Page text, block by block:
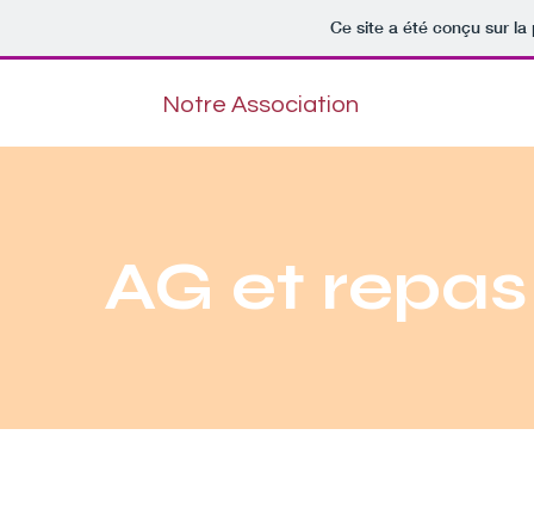
Ce site a été conçu sur
Notre Association
AG et